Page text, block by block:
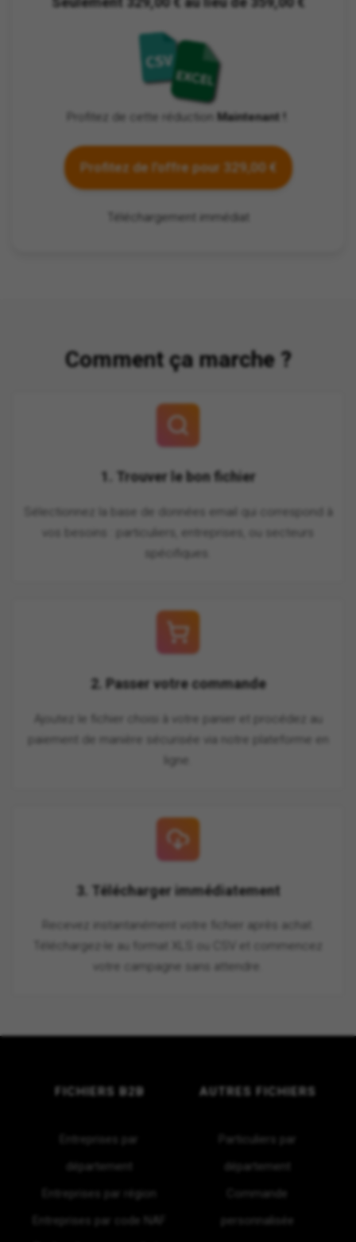
Profitez de cette réduction Maintenant !
Profitez de l'offre pour 329,00 €
Téléchargement immédiat
Comment ça marche ?
1. Trouver le bon fichier
Sélectionnez la base de données email qui correspond à
vos besoins : particuliers, entreprises, ou secteurs
spécifiques.
2. Passer votre commande
Ajoutez le fichier choisi à votre panier et procédez au
paiement de manière sécurisée via notre plateforme en
ligne.
3. Télécharger immédiatement
Recevez instantanément votre fichier après achat.
Téléchargez-le au format XLS ou CSV et commencez
votre campagne sans attendre.
FICHIERS B2B
Entreprises par
département
Entreprises par région
Entreprises par code NAF
AUTRES FICHIERS
Particuliers par
département
Commande
personnalisée